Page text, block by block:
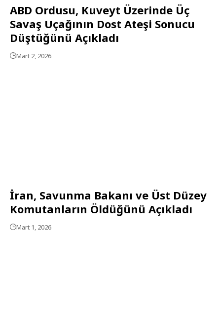
ABD Ordusu, Kuveyt Üzerinde Üç
Savaş Uçağının Dost Ateşi Sonucu
Düştüğünü Açıkladı
Mart 2, 2026
İran, Savunma Bakanı ve Üst Düzey
Komutanların Öldüğünü Açıkladı
Mart 1, 2026